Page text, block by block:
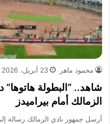
محمود ماهر 23 أبريل، 2026
شاهد.. “البطولة هاتوها”
الزمالك أمام بيراميدز
أرسل جمهور نادي الزمالك رسالة